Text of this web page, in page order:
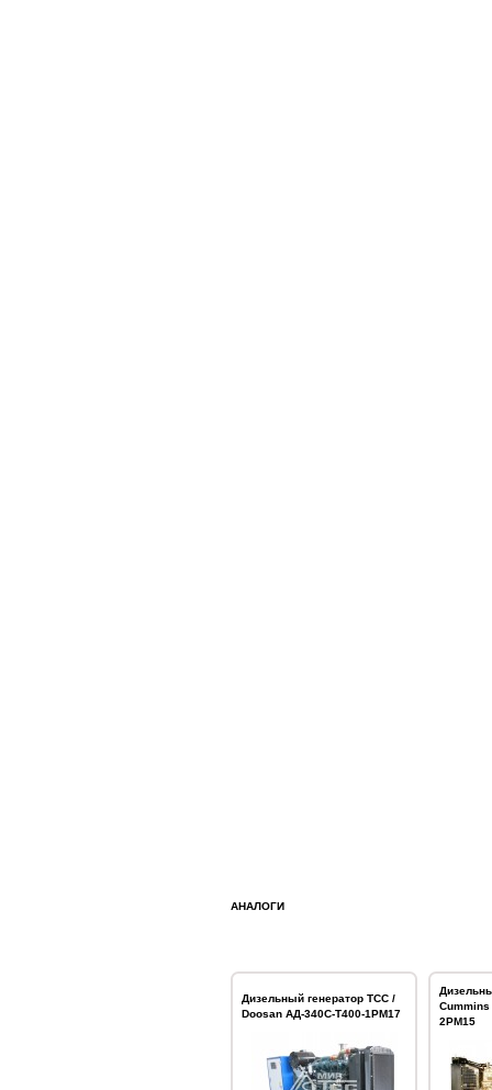
АНАЛОГИ
Дизельный генератор ТСС /
Doosan АД-340С-Т400-1РМ17
2РМ15